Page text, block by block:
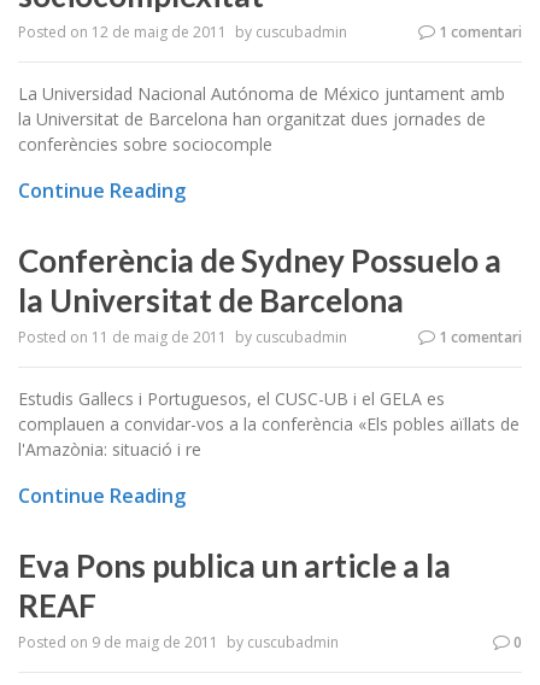
Posted on 12 de maig de 2011 by cuscubadmin 1 comentari
La Universidad Nacional Autónoma de México juntament amb
la Universitat de Barcelona han organitzat dues jornades de
conferències sobre sociocomple
Continue Reading
Conferència de Sydney Possuelo a
la Universitat de Barcelona
Posted on 11 de maig de 2011 by cuscubadmin 1 comentari
Estudis Gallecs i Portuguesos, el CUSC-UB i el GELA es
complauen a convidar-vos a la conferència «Els pobles aïllats de
l'Amazònia: situació i re
Continue Reading
Eva Pons publica un article a la
REAF
Posted on 9 de maig de 2011 by cuscubadmin 0